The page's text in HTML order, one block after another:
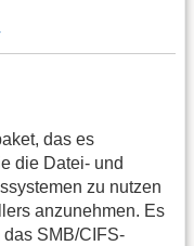
das es
die Datei- und
zu nutzen
anzunehmen. Es
SMB/CIFS-